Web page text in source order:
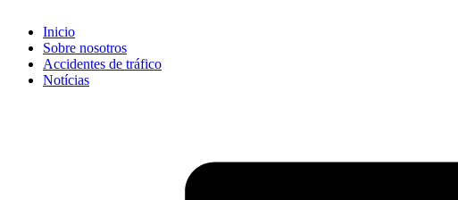
Inicio
Sobre nosotros
Accidentes de tráfico
Notícias